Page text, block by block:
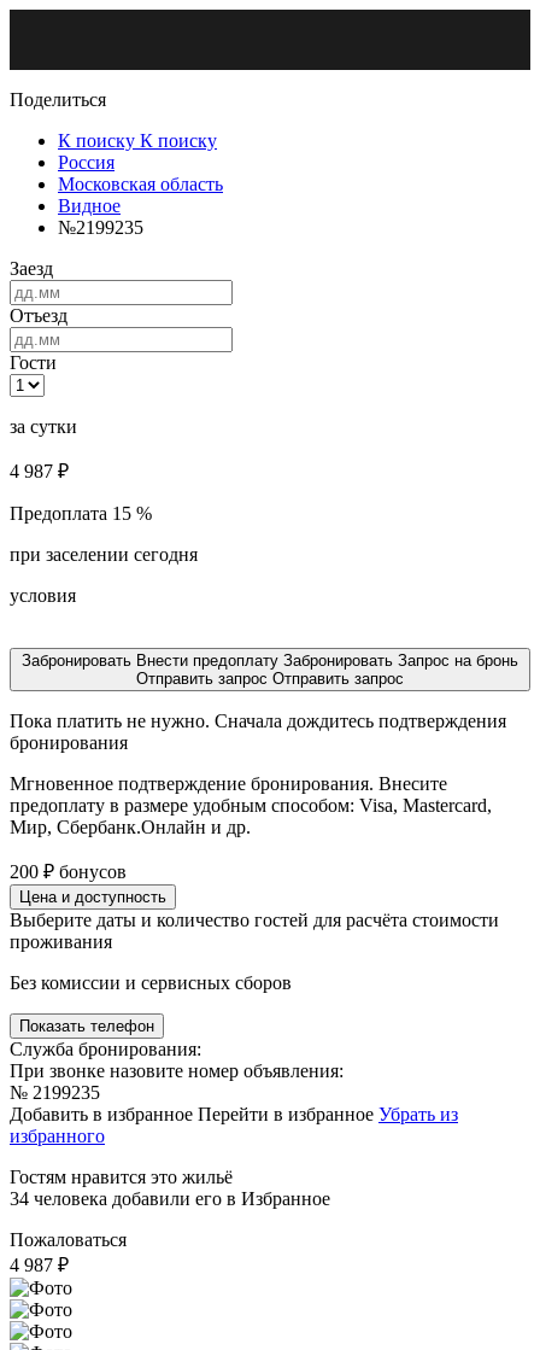
Поделиться
К поиску К поиску
Россия
Московская область
Видное
№2199235
Заезд
Отъезд
Гости
за сутки
4 987 ₽
Предоплата 15 %
при заселении сегодня
условия
Забронировать Внести предоплату Забронировать Запрос на бронь
Отправить запрос Отправить запрос
Пока платить не нужно. Сначала дождитесь подтверждения
бронирования
Мгновенное подтверждение бронирования. Внесите
предоплату в размере удобным способом: Visa, Mastercard,
Мир, Сбербанк.Онлайн и др.
200 ₽ бонусов
Цена и доступность
Выберите даты и количество гостей для расчёта стоимости
проживания
Без комиссии и сервисных сборов
Показать телефон
Служба бронирования:
При звонке назовите номер объявления:
№ 2199235
Добавить в избранное Перейти в избранное Убрать из
избранного
Гостям нравится это жильё
34 человека добавили его в Избранное
Пожаловаться
4 987 ₽